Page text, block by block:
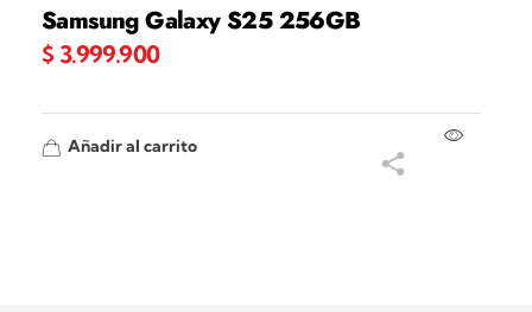
Samsung Galaxy S25 256GB
$ 3.999.900
Añadir al carrito